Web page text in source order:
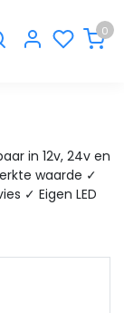
0
in 12v, 24v en
waarde ✓
✓ Eigen LED